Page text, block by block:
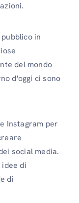
in
del mondo
d'oggi ci sono
Instagram per
social media.
di
di